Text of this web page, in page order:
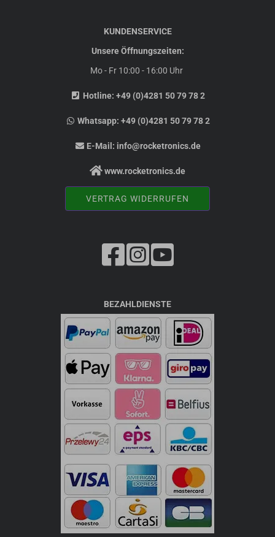
KUNDENSERVICE
Unsere Öffnungszeiten:
Mo - Fr 10:00 - 16:00 Uhr
Hotline: +49 (0)4281 50 79 78 2
Whatsapp:+49 (0)4281 50 79 78 2
E-Mail: info@rocketronics.de
www.rocketronics.de
VERTRAG WIDERRUFEN
BEZAHLDIENSTE